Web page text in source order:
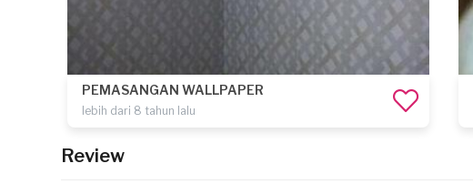
PEMASANGAN WALLPAPER
lebih dari 8 tahun lalu
Review